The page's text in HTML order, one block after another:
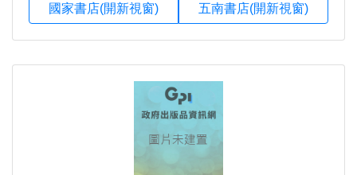
國家書店(開新視窗) 五南書店(開新視窗)